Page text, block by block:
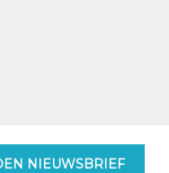
NIEUWSBRIEF